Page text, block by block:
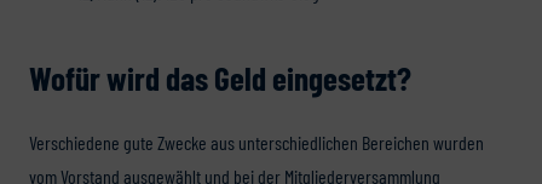
Wofür wird das Geld eingesetzt?
Verschiedene gute Zwecke aus unterschiedlichen Bereichen wurden
vom Vorstand ausgewählt und bei der Mitgliederversammlung